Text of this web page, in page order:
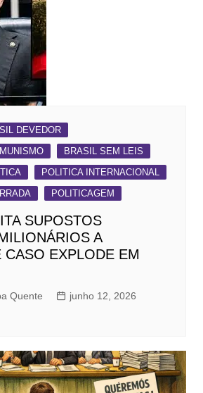
DEVEDOR
BRASIL SEM LEIS
POLITICA INTERNACIONAL
POLITICAGEM
SUPOSTOS
A
CASO EXPLODE EM
Quente
junho 12, 2026